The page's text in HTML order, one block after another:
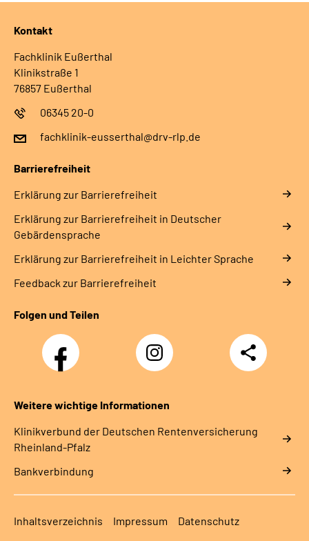
Kontakt
Fachklinik Eußerthal
Klinikstraße 1
76857 Eußerthal
06345 20-0
fachklinik-eusserthal@drv-rlp.de
Barrierefreiheit
Erklärung zur Barrierefreiheit
Erklärung zur Barrierefreiheit in Deutscher
Gebärdensprache
Erklärung zur Barrierefreiheit in Leichter Sprache
Feedback zur Barrierefreiheit
Folgen und Teilen
Facebook
Instagram
DRV
Nachwuchskräfte
Teilen
Weitere wichtige Informationen
Klinikverbund der Deutschen Rentenversicherung
Rheinland-Pfalz
Bankverbindung
Inhaltsverzeichnis Impressum Datenschutz